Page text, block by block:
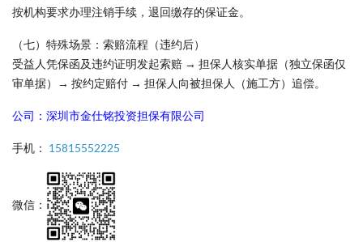
按机构要求办理注销手续，退回缴存的保证金。
（七）特殊场景：索赔流程（违约后）
受益人凭保函及违约证明发起索赔 → 担保人核实单据（独立保函仅
审单据）→ 按约定赔付 → 担保人向被担保人（施工方）追偿。
公司：深圳市金仕铭投资担保有限公司
手机： 15815552225
微信：